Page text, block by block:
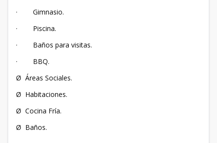
· Gimnasio.
· Piscina.
· Baños para visitas.
· BBQ.
Ø Áreas Sociales.
Ø Habitaciones.
Ø Cocina Fría.
Ø Baños.